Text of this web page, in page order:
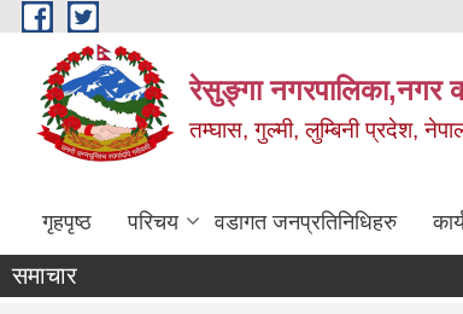
Skip to main content
रेसुङ्गा नगरपालिका,नगर
तम्घास, गुल्मी, लुम्बिनी प्रदेश,
गृहपृष्ठ परिचय वडागत जनप्रतिनिधिहरु
समाचार